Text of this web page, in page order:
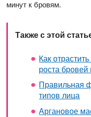
минут к бровям.
Также с этой
Как
роста бровей
Правильная
типов лица
Аргановое